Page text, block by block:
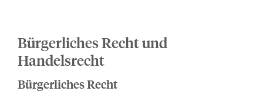
Bürgerliches Recht und
Handelsrecht
Bürgerliches Recht